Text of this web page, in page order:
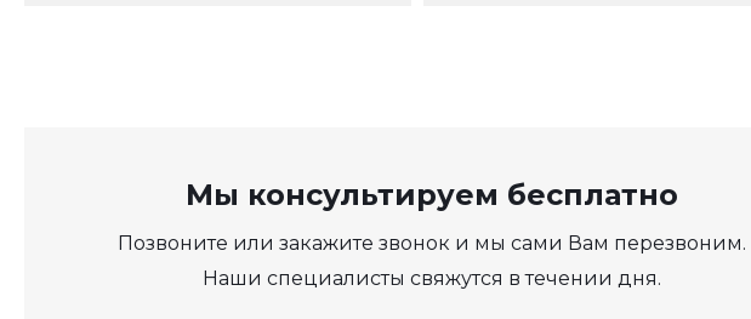
Мы консультируем бесплатно
Позвоните или закажите звонок и мы сами Вам перезвоним.
Наши специалисты свяжутся в течении дня.